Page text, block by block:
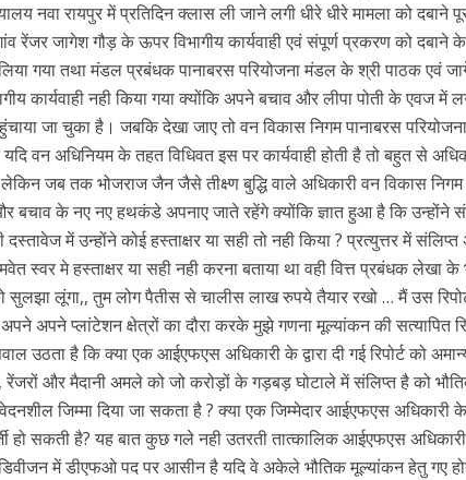
नवा रायपुर में प्रतिदिन क्लास ली जाने लगी धीरे धीरे मामला को दबाने
रेंजर जागेश गौड़ के ऊपर विभागीय कार्यवाही एवं संपूर्ण प्रकरण को
गया तथा मंडल प्रबंधक पानाबरस परियोजना मंडल के श्री पाठक एवं
कार्यवाही नही किया गया क्योंकि अपने बचाव और लीपा पोती के एवज
जा चुका है। जबकि देखा जाए तो वन विकास निगम पानाबरस
वन अधिनियम के तहत विधिवत इस पर कार्यवाही होती है तो बहुत से
जब तक भोजराज जैन जैसे तीक्ष्ण बुद्धि वाले अधिकारी वन विकास
बचाव के नए नए हथकंडे अपनाए जाते रहेंगे क्योंकि ज्ञात हुआ है कि उन्होंने
में उन्होंने कोई हस्ताक्षर या सही तो नही किया ? प्रत्युत्तर में संलिप्त
स्वर मे हस्ताक्षर या सही नही करना बताया था वही वित्त प्रबंधक
सुलझा लूंगा,, तुम लोग पैतीस से चालीस लाख रुपये तैयार रखो … मैं उस
अपने प्लांटेशन क्षेत्रों का दौरा करके मुझे गणना मूल्यांकन की सत्यापित
उठता है कि क्या एक आईएफएस अधिकारी के द्वारा दी गई रिपोर्ट को
रेंजरों और मैदानी अमले को जो करोड़ों के गड़बड़ घोटाले में संलिप्त है को
जिम्मा दिया जा सकता है ? क्या एक जिम्मेदार आईएफएस अधिकारी के
हो सकती है? यह बात कुछ गले नही उतरती तात्कालिक आईएफएस अधिकारी
डिवीजन में डीएफओ पद पर आसीन है यदि वे अकेले भौतिक मूल्यांकन हेतु गए